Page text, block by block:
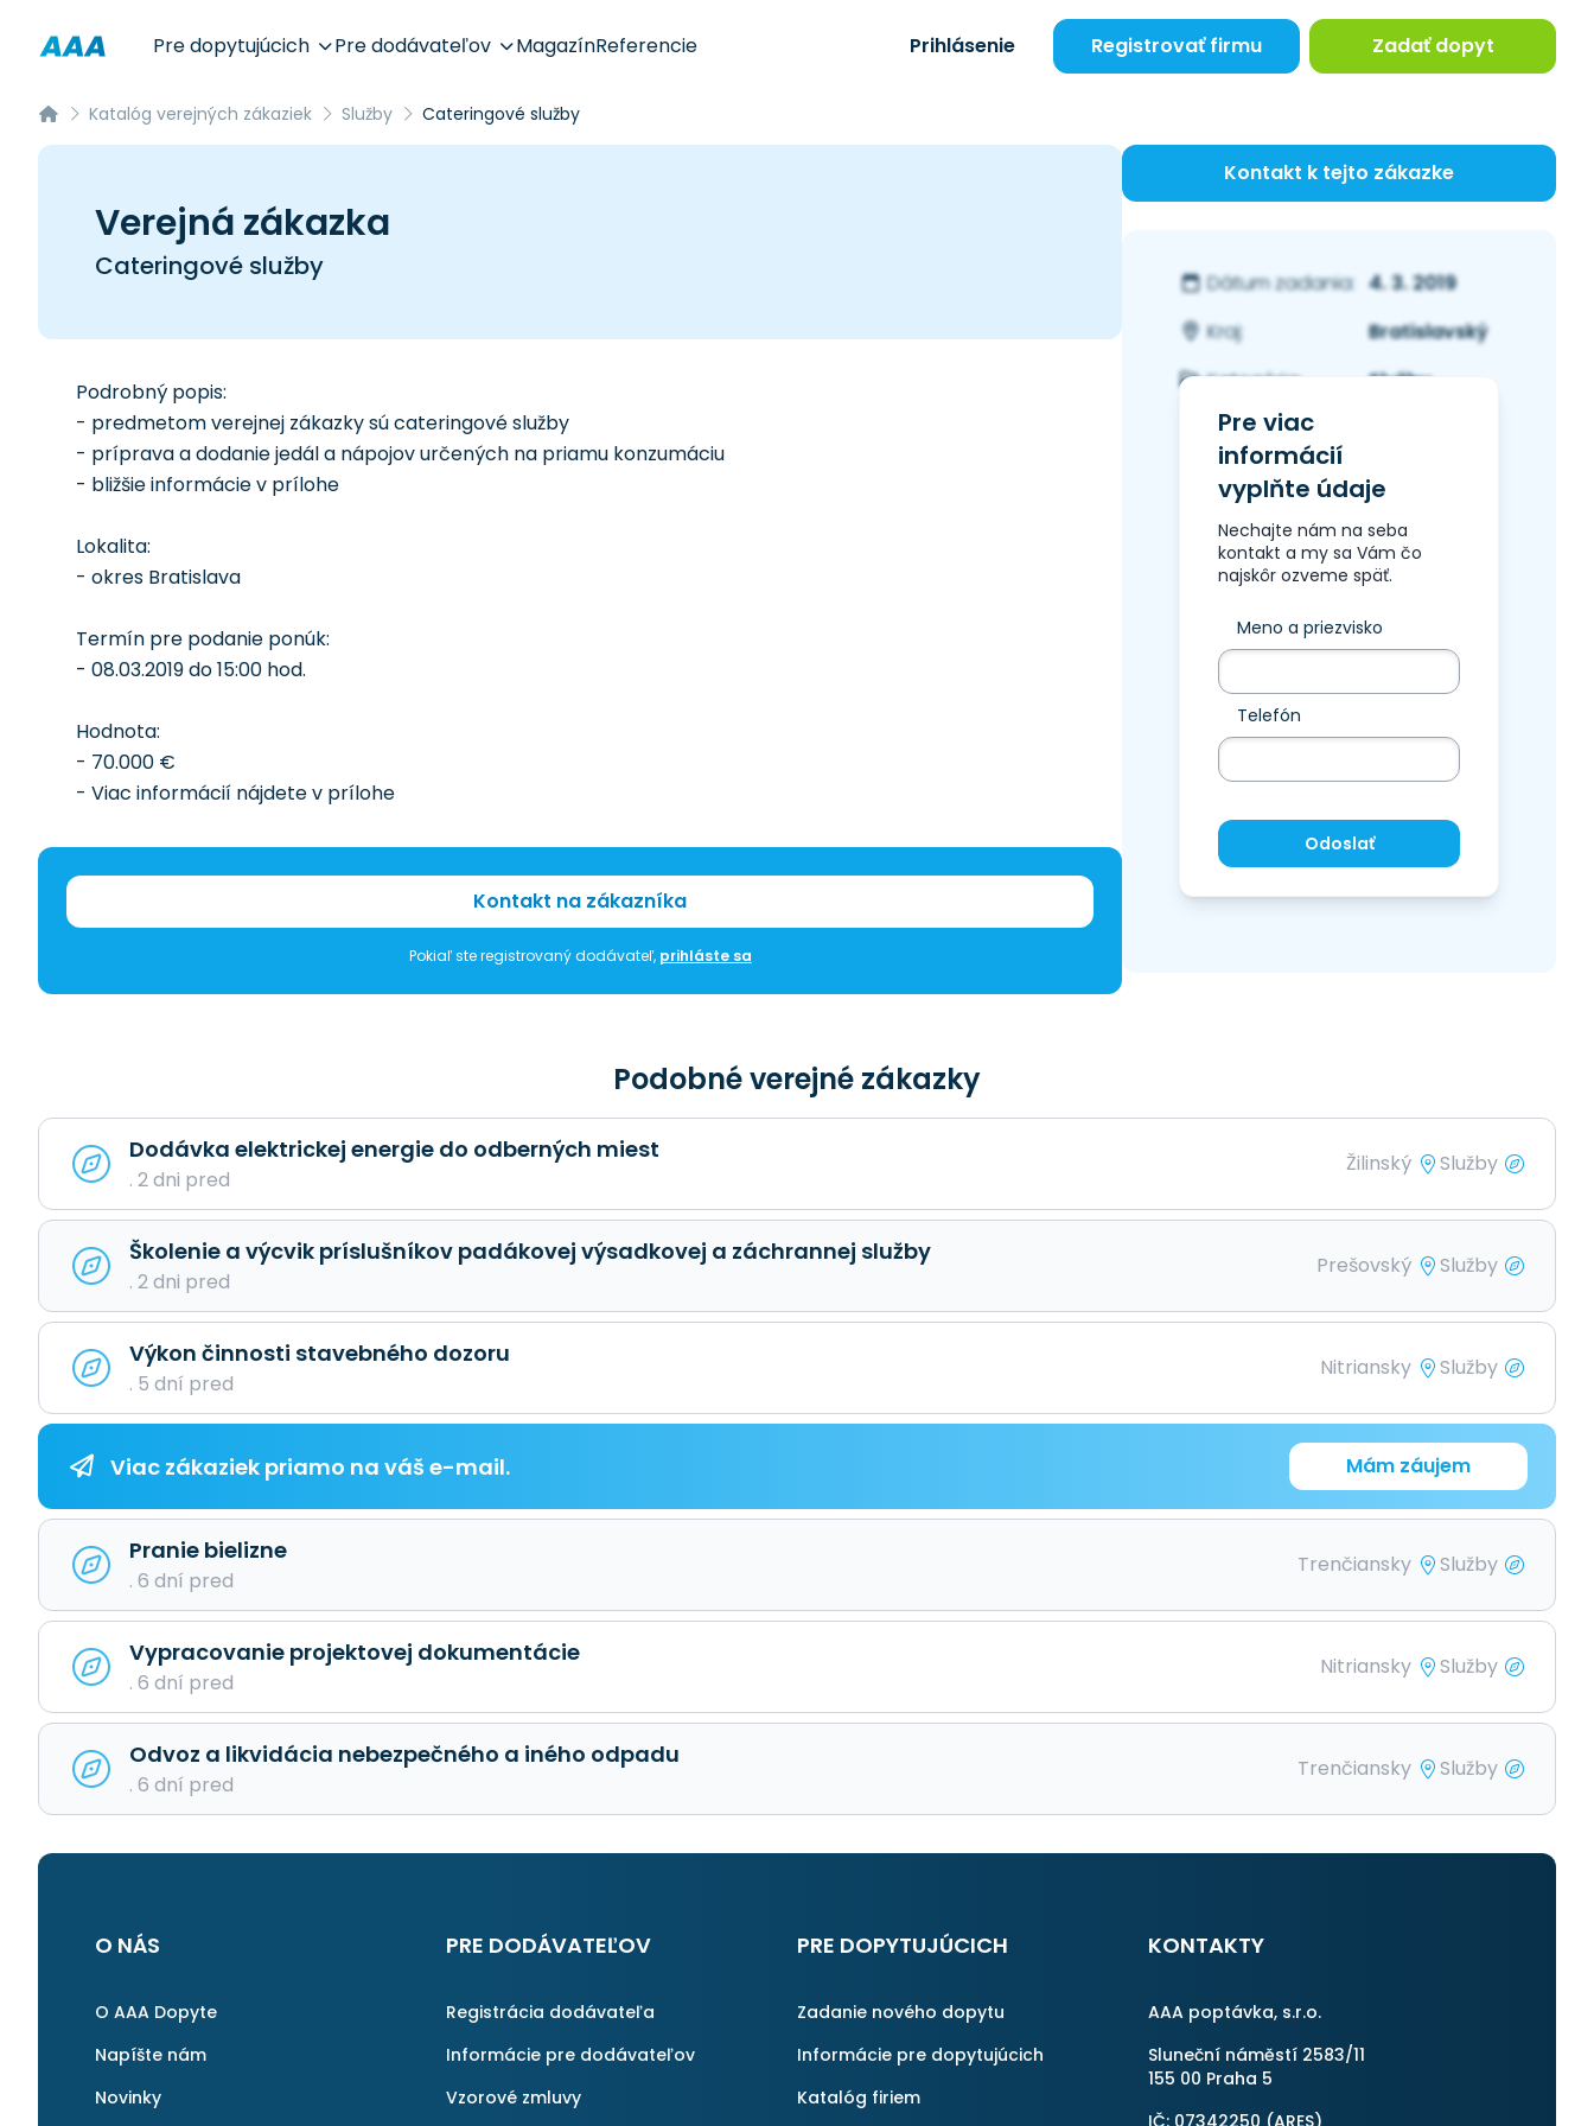
Pre dopytujúcich Pre dodávateľov MagazínReferencie Prihlásenie Registrovať firmu Zadať dopyt
Katalóg verejných zákaziek Služby Cateringové služby
Verejná zákazka
Cateringové služby
Podrobný popis:
- predmetom verejnej zákazky sú cateringové služby
- príprava a dodanie jedál a nápojov určených na priamu konzumáciu
- bližšie informácie v prílohe
Lokalita:
- okres Bratislava
Termín pre podanie ponúk:
- 08.03.2019 do 15:00 hod.
Hodnota:
- 70.000 €
- Viac informácií nájdete v prílohe
Kontakt na zákazníka
Pokiaľ ste registrovaný dodávateľ, prihláste sa
Kontakt k tejto zákazke
Dátum zadania: 4. 3. 2019
Kraj:
Bratislavský
Kategória:
Služby
Pre viac
informácií
vyplňte údaje
Nechajte nám na seba
kontakt a my sa Vám čo
najskôr ozveme späť.
Meno a priezvisko
Telefón
Odoslať
Podobné verejné zákazky
Dodávka elektrickej energie do odberných miest
. 2 dni pred
Žilinský Služby
Školenie a výcvik príslušníkov padákovej výsadkovej a záchrannej služby
. 2 dni pred
Prešovský Služby
Výkon činnosti stavebného dozoru
. 5 dní pred
Nitriansky Služby
Viac zákaziek priamo na váš e-mail. Mám záujem
Pranie bielizne
. 6 dní pred
Trenčiansky Služby
Vypracovanie projektovej dokumentácie
. 6 dní pred
Nitriansky Služby
Odvoz a likvidácia nebezpečného a iného odpadu
. 6 dní pred
Trenčiansky Služby
O NÁS
O AAA Dopyte
Napíšte nám
Novinky
PRE DODÁVATEĽOV
Registrácia dodávateľa
Informácie pre dodávateľov
Vzorové zmluvy
PRE DOPYTUJÚCICH
Zadanie nového dopytu
Informácie pre dopytujúcich
Katalóg firiem
KONTAKTY
AAA poptávka, s.r.o.
Sluneční náměstí 2583/11
155 00 Praha 5
IČ: 07342250 (ARES)